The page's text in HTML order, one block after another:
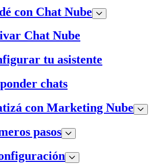
con Chat Nube
Chat Nube
tu asistente
chats
con Marketing Nube
pasos